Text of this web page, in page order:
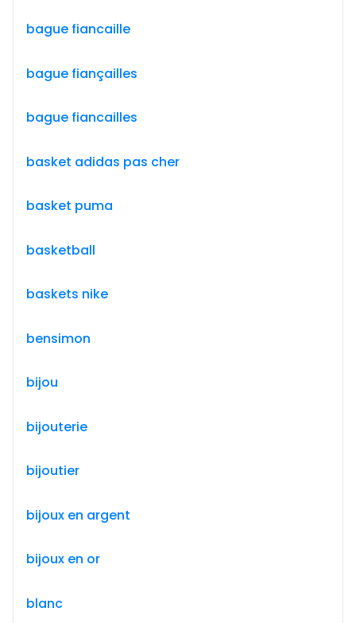
bague fiancaille
bague fiançailles
bague fiancailles
basket adidas pas cher
basket puma
basketball
baskets nike
bensimon
bijou
bijouterie
bijoutier
bijoux en argent
bijoux en or
blanc